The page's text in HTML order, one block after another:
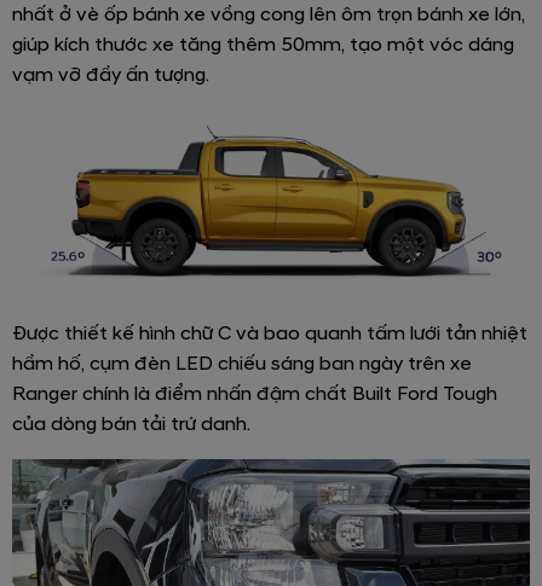
nhất ở vè ốp bánh xe vồng cong lên ôm trọn bánh xe lớn,
giúp kích thước xe tăng thêm 50mm, tạo một vóc dáng
vạm vỡ đầy ấn tượng.
Được thiết kế hình chữ C và bao quanh tấm lưới tản nhiệt
hầm hố, cụm đèn LED chiếu sáng ban ngày trên xe
Ranger chính là điểm nhấn đậm chất Built Ford Tough
của dòng bán tải trứ danh.